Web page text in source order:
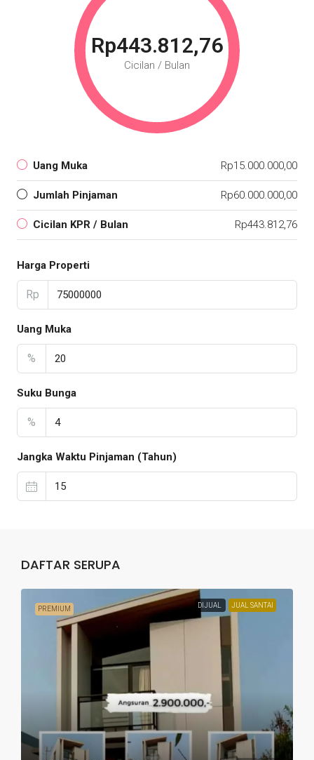
Rp443.812,76
Cicilan / Bulan
Uang Muka Rp15.000.000,00
Jumlah Pinjaman Rp60.000.000,00
Cicilan KPR / Bulan Rp443.812,76
Harga Properti
Rp
Uang Muka
%
Suku Bunga
%
Jangka Waktu Pinjaman (Tahun)
DAFTAR SERUPA
PREMIUM DIJUAL JUAL SANTAI